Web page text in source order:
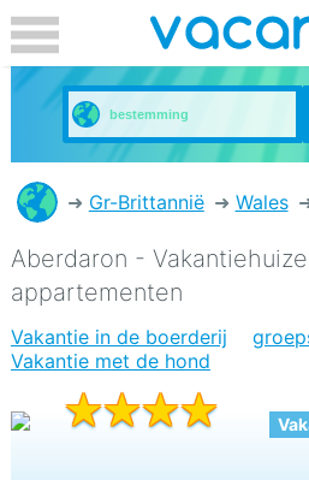
Gr-Brittannië Wales
Aberdaron -
appartementen
Vakantie in de boerderij
Vakantie met de hond